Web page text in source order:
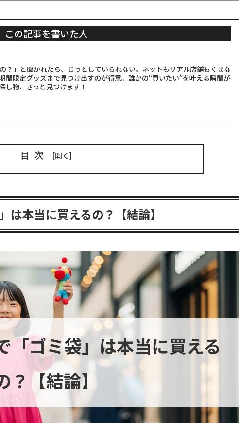
この記事を書いた人
？」と聞かれたら、じっとしていられない。ネットもリアル店舗もくまな
間限定グッズまで見つけ出すのが得意。誰かの“買いたい”を叶える瞬間が
し物、きっと見つけます！
目次
は本当に買えるの？【結論】
「ゴミ袋」は本当に買える
？【結論】